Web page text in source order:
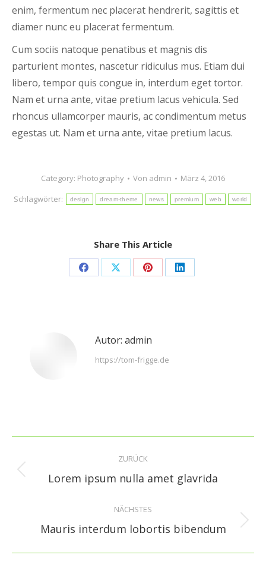
enim, fermentum nec placerat hendrerit, sagittis et
diamer nunc eu placerat fermentum.
Cum sociis natoque penatibus et magnis dis
parturient montes, nascetur ridiculus mus. Etiam dui
libero, tempor quis congue in, interdum eget tortor.
Nam et urna ante, vitae pretium lacus vehicula. Sed
rhoncus ullamcorper mauris, ac condimentum metus
egestas ut. Nam et urna ante, vitae pretium lacus.
Category: Photography Von admin
März 4, 2016
Schlagwörter:
design dream-theme news premium web world
Share This Article
Share Share Share Share
Autor: admin
https://tom-frigge.de
Kommentarnavigation
ZURÜCK
Vorheriger
Lorem ipsum nulla amet glavrida
NÄCHSTES
Nächster
Mauris interdum lobortis bibendum